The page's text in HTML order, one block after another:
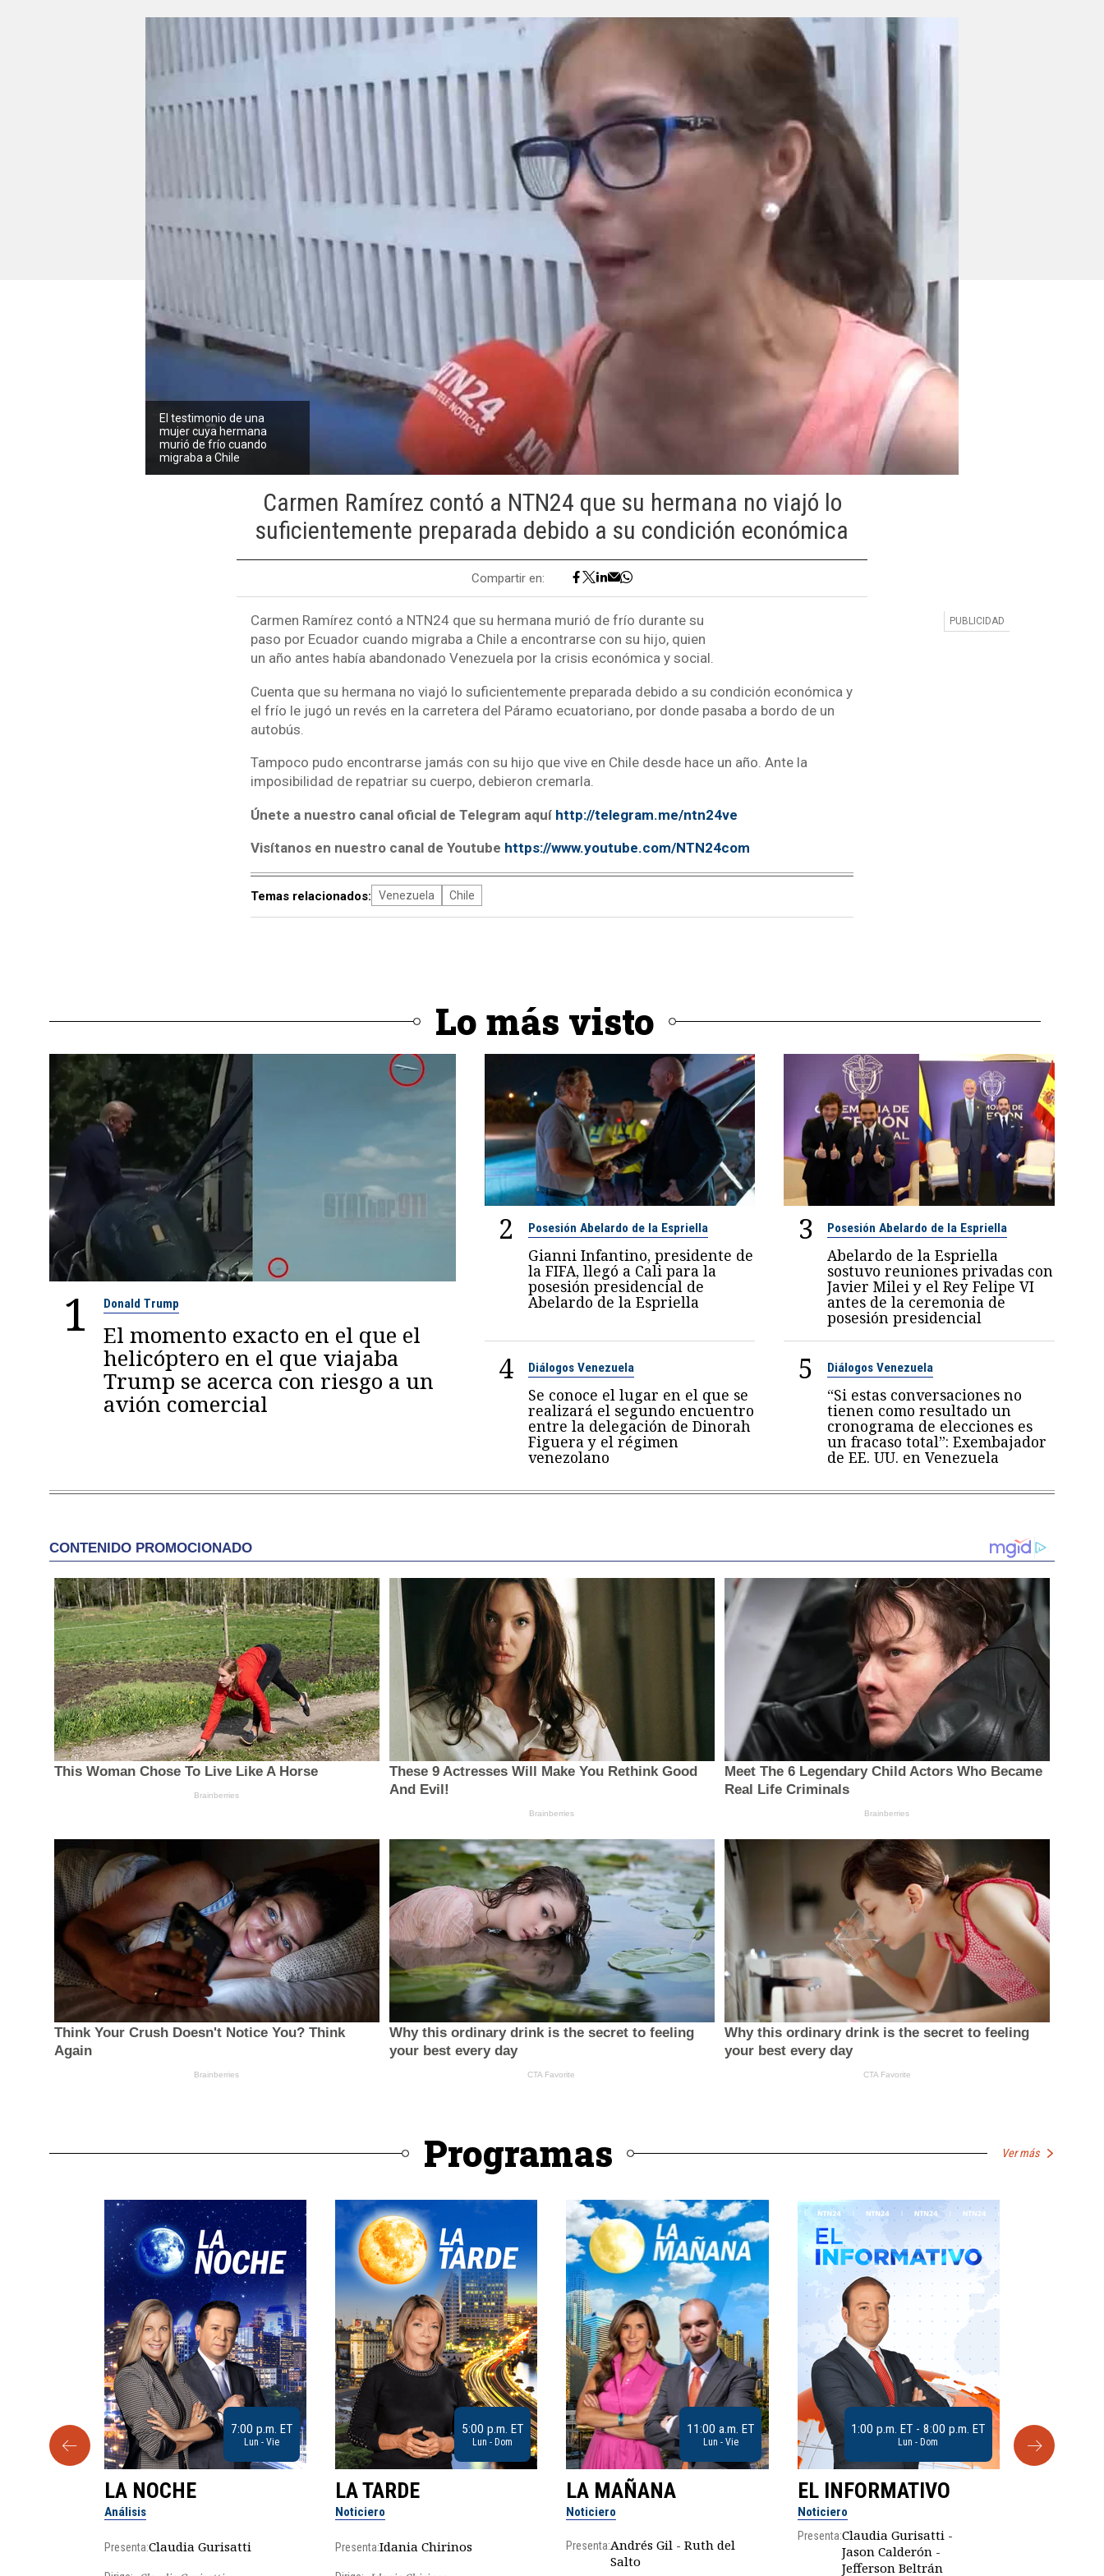
El testimonio de una
mujer cuya hermana
murió de frío cuando
migraba a Chile
Carmen Ramírez contó a NTN24 que su hermana no viajó lo
suficientemente preparada debido a su condición económica
Compartir en:
Carmen Ramírez contó a NTN24 que su hermana murió de frío durante su
paso por Ecuador cuando migraba a Chile a encontrarse con su hijo, quien
un año antes había abandonado Venezuela por la crisis económica y social.
Cuenta que su hermana no viajó lo suficientemente preparada debido a su condición económica y
el frío le jugó un revés en la carretera del Páramo ecuatoriano, por donde pasaba a bordo de un
autobús.
Tampoco pudo encontrarse jamás con su hijo que vive en Chile desde hace un año. Ante la
imposibilidad de repatriar su cuerpo, debieron cremarla.
Únete a nuestro canal oficial de Telegram aquí http://telegram.me/ntn24ve
Visítanos en nuestro canal de Youtube https://www.youtube.com/NTN24com
Temas relacionados: Venezuela Chile
Lo más visto
1 Donald Trump
El momento exacto en el que el
helicóptero en el que viajaba
Trump se acerca con riesgo a un
avión comercial
2 Posesión Abelardo de la Espriella
Gianni Infantino, presidente de
la FIFA, llegó a Cali para la
posesión presidencial de
Abelardo de la Espriella
3 Posesión Abelardo de la Espriella
Abelardo de la Espriella
sostuvo reuniones privadas con
Javier Milei y el Rey Felipe VI
antes de la ceremonia de
posesión presidencial
4 Diálogos Venezuela
Se conoce el lugar en el que se
realizará el segundo encuentro
entre la delegación de Dinorah
Figuera y el régimen
venezolano
5 Diálogos Venezuela
“Si estas conversaciones no
tienen como resultado un
cronograma de elecciones es
un fracaso total”: Exembajador
de EE. UU. en Venezuela
Programas Ver más
9:30 a.m. ET 7:00 p.m. ET
Lun - Vie
LA NOCHE
Análisis
Presenta:Claudia Gurisatti
5:00 p.m. ET
Lun - Dom
LA TARDE
Noticiero
Presenta:Idania Chirinos
11:00 a.m. ET
Lun - Vie
LA MAÑANA
Noticiero
Presenta:Andrés Gil - Ruth del
Salto
1:00 p.m. ET - 8:00 p.m. ET
Lun - Dom
EL INFORMATIVO
Noticiero
Presenta:Claudia Gurisatti -
Jason Calderón -
Jefferson Beltrán